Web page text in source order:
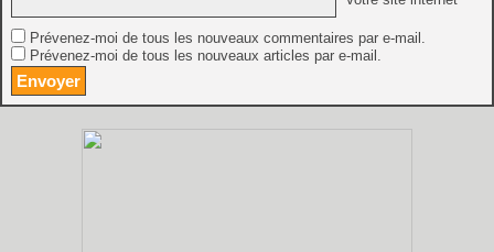
Prévenez-moi de tous les nouveaux commentaires par e-mail.
Prévenez-moi de tous les nouveaux articles par e-mail.